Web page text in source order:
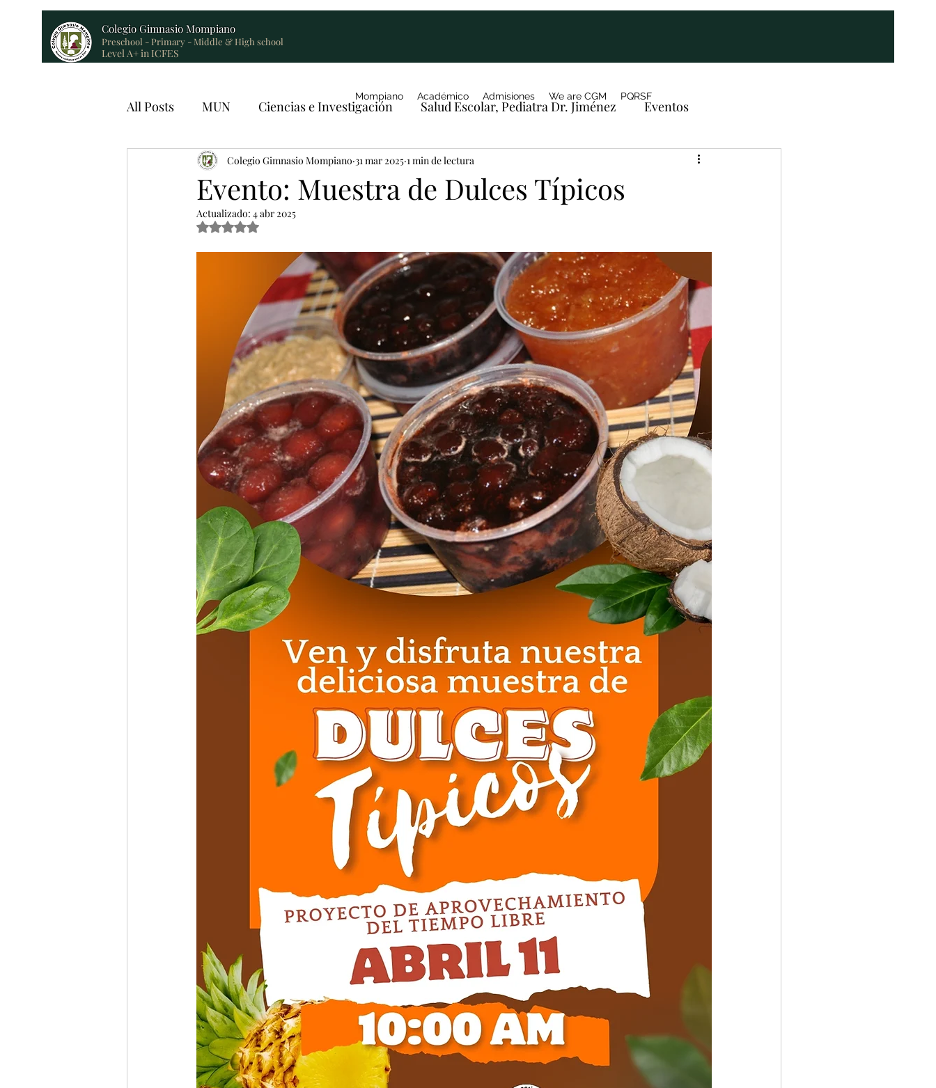
Colegio Gimnasio Mompiano
Preschool - Primary - Middle & High school
Level A+ in ICFES
All Posts MUN Ciencias e Investigación Salud Escolar, Pediatra Dr. Jiménez Eventos
Bienestar Estudiantil
Evento: Muestra de Dulces Típicos
Colegio Gimnasio Mompiano 31 mar 2025 1 min de lectura
Actualizado: 4 abr 2025
Obtuvo NaN de 5 estrellas.
Mompiano Académico Admisiones We are CGM PQRSF